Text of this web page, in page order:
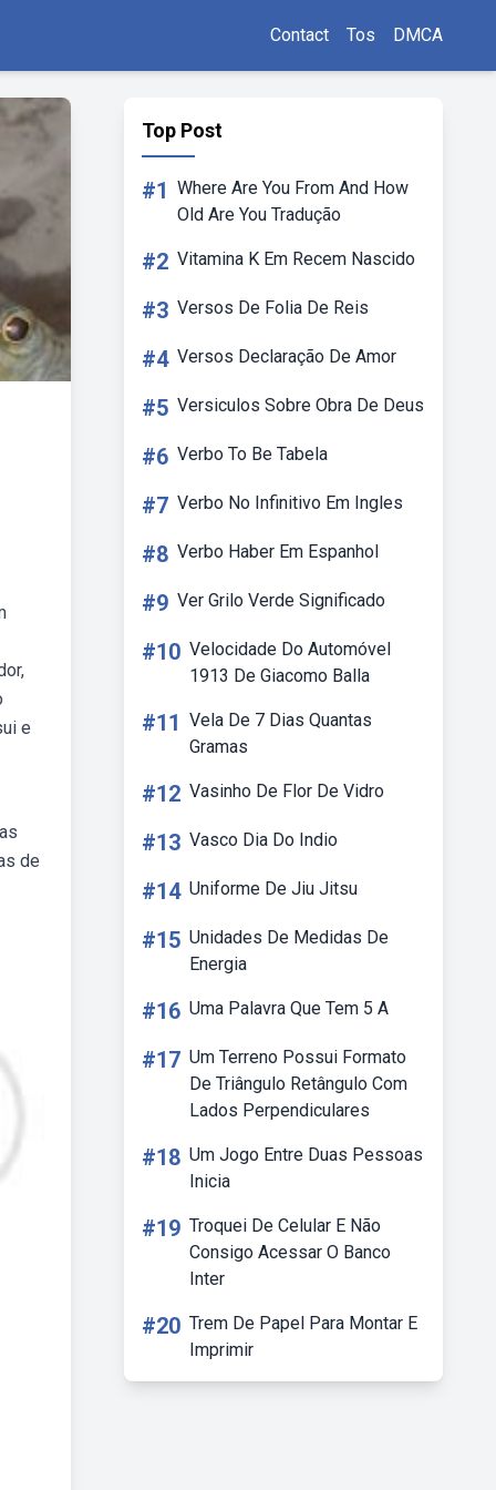
Contact Tos DMCA
e
de
Top Post
#1 Where Are You From And How
Old Are You Tradução
#2 Vitamina K Em Recem Nascido
#3 Versos De Folia De Reis
#4 Versos Declaração De Amor
#5 Versiculos Sobre Obra De Deus
#6 Verbo To Be Tabela
#7 Verbo No Infinitivo Em Ingles
#8 Verbo Haber Em Espanhol
#9 Ver Grilo Verde Significado
#10 Velocidade Do Automóvel
1913 De Giacomo Balla
#11 Vela De 7 Dias Quantas
Gramas
#12 Vasinho De Flor De Vidro
#13 Vasco Dia Do Indio
#14 Uniforme De Jiu Jitsu
#15 Unidades De Medidas De
Energia
#16 Uma Palavra Que Tem 5 A
#17 Um Terreno Possui Formato
De Triângulo Retângulo Com
Lados Perpendiculares
#18 Um Jogo Entre Duas Pessoas
Inicia
#19 Troquei De Celular E Não
Consigo Acessar O Banco
Inter
#20 Trem De Papel Para Montar E
Imprimir